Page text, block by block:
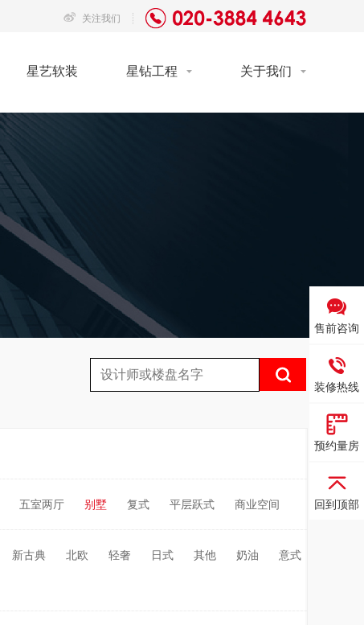
关注我们
星艺软装 星钻工程 关于我们
五室两厅 别墅 复式 平层跃式 商业空间
新古典 北欧 轻奢 日式 其他 奶油 意式
售前咨询
装修热线
预约量房
回到顶部